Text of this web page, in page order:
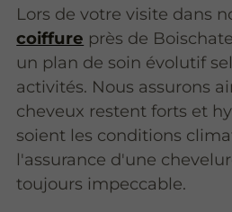
Lors de votre visite dans
coiffure près de
un plan de soin évolutif
activités. Nous assurons
cheveux restent forts et
soient les conditions
l'assurance d'une
toujours impeccable.